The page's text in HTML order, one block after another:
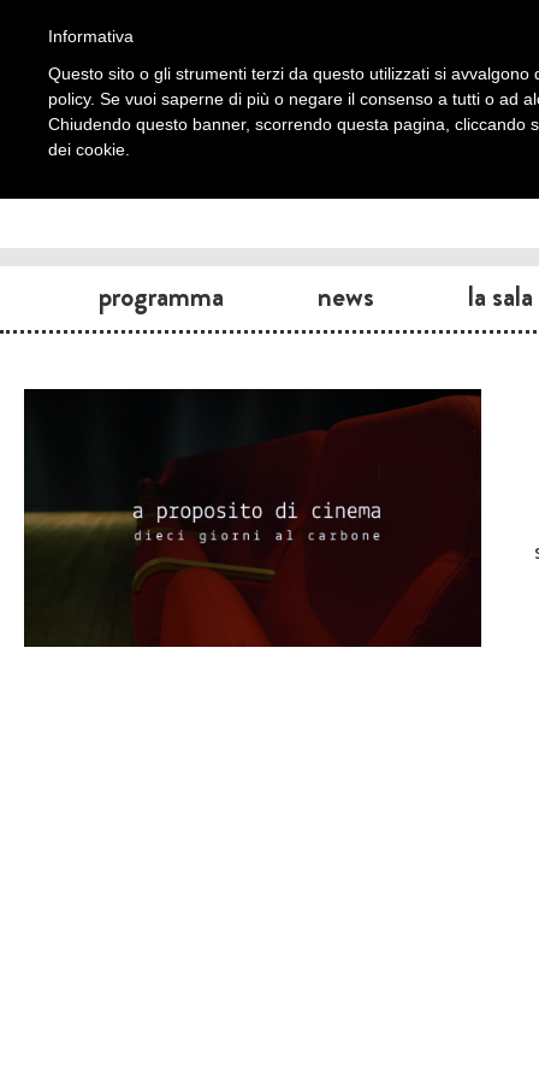
programma news la sala
Informativa
Questo sito o gli strumenti terzi da questo utilizzati si
policy. Se vuoi saperne di più o negare il consenso a tutti o ad
Chiudendo questo banner, scorrendo questa pagina, cliccando
dei cookie.